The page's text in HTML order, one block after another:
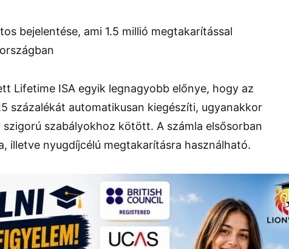
Lifetime ISA egyik legnagyobb előnye, hogy az
százalékát automatikusan kiegészíti, ugyanakkor
szigorú szabályokhoz kötött. A számla elsősorban
illetve nyugdíjcélú megtakarításra használható.